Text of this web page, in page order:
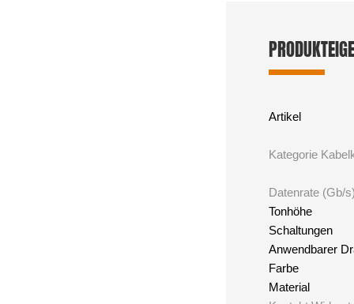
Artikel
Kategorie
Datenrate (Gb/
Tonhöhe
Schaltungen
Anwendbarer
Farbe
Material